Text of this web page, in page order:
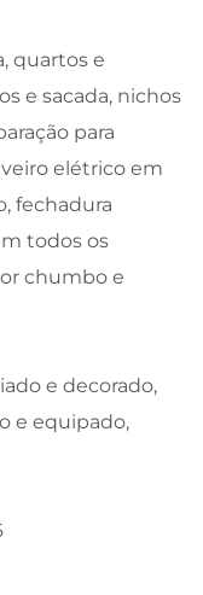
quartos e
e sacada, nichos
para
elétrico em
fechadura
todos os
chumbo e
e decorado,
e equipado,